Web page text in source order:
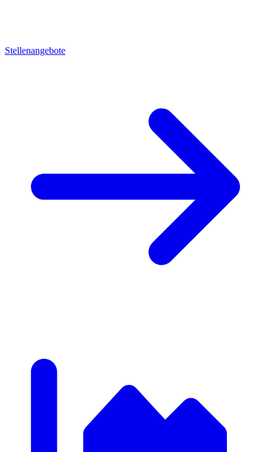
Stellenangebote